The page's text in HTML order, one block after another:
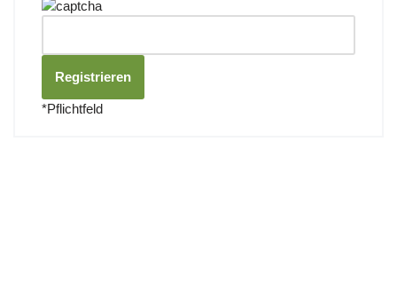
*Pflichtfeld